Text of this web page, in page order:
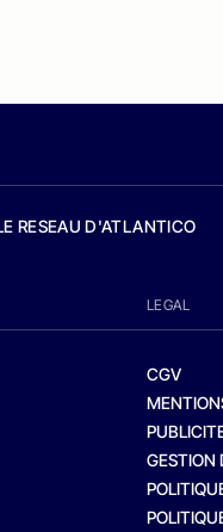
RESEAU D'ATLANTICO
LEGAL
CGV
GESTION